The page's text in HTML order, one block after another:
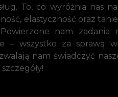
To, co wyróżnia nas
elastyczność oraz
Powierzone nam zadania
– wszystko za sprawą
nam świadczyć